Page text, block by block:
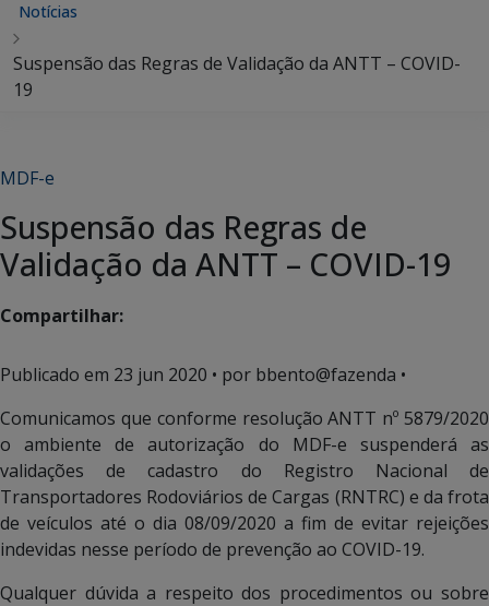
Notícias
Suspensão das Regras de Validação da ANTT – COVID-
19
MDF-e
Suspensão das Regras de
Validação da ANTT – COVID-19
Compartilhar:
Publicado em 23 jun 2020 • por bbento@fazenda •
Comunicamos que conforme resolução ANTT nº 5879/2020
o ambiente de autorização do MDF-e suspenderá as
validações de cadastro do Registro Nacional de
Transportadores Rodoviários de Cargas (RNTRC) e da frota
de veículos até o dia 08/09/2020 a fim de evitar rejeições
indevidas nesse período de prevenção ao COVID-19.
Qualquer dúvida a respeito dos procedimentos ou sobre